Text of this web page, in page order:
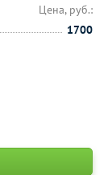
Цена, руб.:
1700